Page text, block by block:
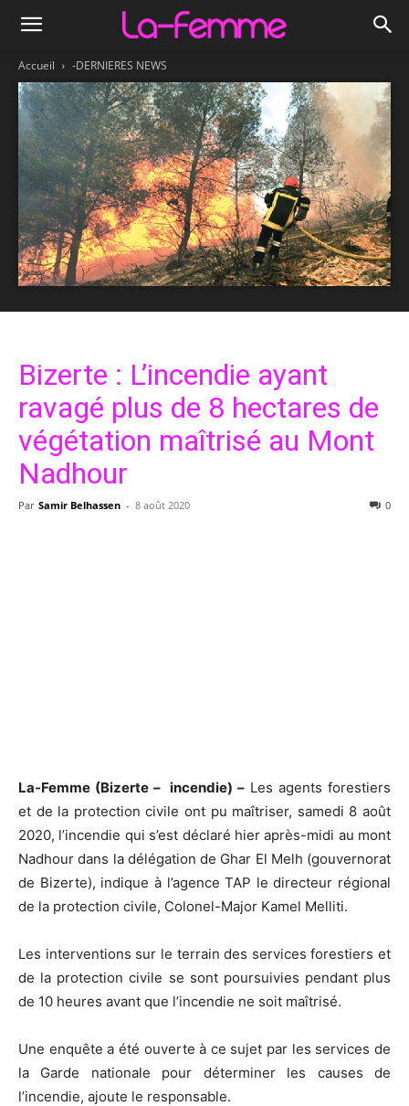
Accueil -DERNIERES NEWS
Bizerte : L’incendie ayant
ravagé plus de 8 hectares de
végétation maîtrisé au Mont
Nadhour
Par Samir Belhassen - 8 août 2020 0
La-Femme (Bizerte – incendie) – Les agents forestiers
et de la protection civile ont pu maîtriser, samedi 8 août
2020, l’incendie qui s’est déclaré hier après-midi au mont
Nadhour dans la délégation de Ghar El Melh (gouvernorat
de Bizerte), indique à l’agence TAP le directeur régional
de la protection civile, Colonel-Major Kamel Melliti.
Les interventions sur le terrain des services forestiers et
de la protection civile se sont poursuivies pendant plus
de 10 heures avant que l’incendie ne soit maîtrisé.
Une enquête a été ouverte à ce sujet par les services de
la Garde nationale pour déterminer les causes de
l’incendie, ajoute le responsable.